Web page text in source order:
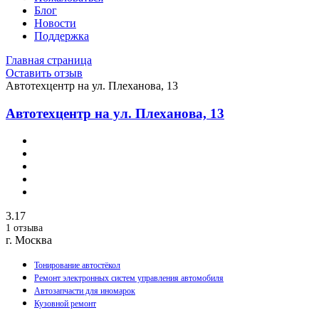
Блог
Новости
Поддержка
Главная страница
Оставить отзыв
Автотехцентр на ул. Плеханова, 13
Автотехцентр на ул. Плеханова, 13
3.17
1 отзыва
г. Москва
Тонирование автостёкол
Ремонт электронных систем управления автомобиля
Автозапчасти для иномарок
Кузовной ремонт